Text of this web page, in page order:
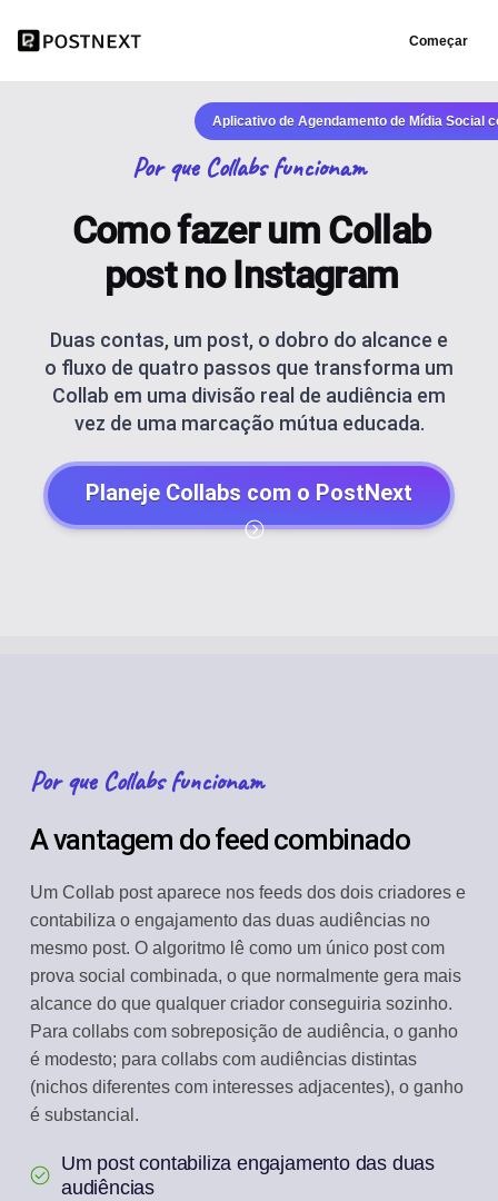
Começar
Aplicativo de Agendamento de Mídia Social
Por que Collabs funcionam
Como fazer um Collab
post no Instagram
Duas contas, um post, o dobro do alcance e
o fluxo de quatro passos que transforma um
Collab em uma divisão real de audiência em
vez de uma marcação mútua educada.
Planeje Collabs com o PostNext
Por que Collabs funcionam
A vantagem do feed combinado
Um Collab post aparece nos feeds dos dois criadores e
contabiliza o engajamento das duas audiências no
mesmo post. O algoritmo lê como um único post com
prova social combinada, o que normalmente gera mais
alcance do que qualquer criador conseguiria sozinho.
Para collabs com sobreposição de audiência, o ganho
é modesto; para collabs com audiências distintas
(nichos diferentes com interesses adjacentes), o ganho
é substancial.
Um post contabiliza engajamento das duas
audiências